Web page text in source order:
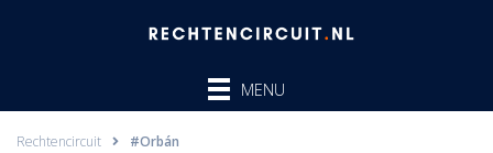
MENU
Rechtencircuit #Orbán